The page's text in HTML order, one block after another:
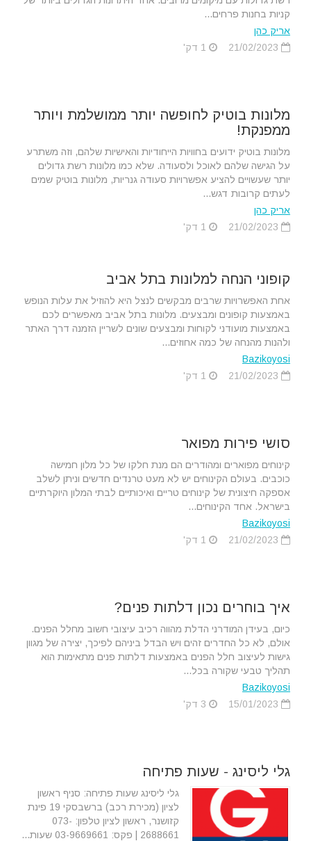
קניות בחנות פרחים...
אריק כהן
מלונות בוטיק לחופשה יותר ממושלמת ויותר
ממפנקת!
מלונות בוטיק ידועים בחוויות הייחודיות והאישיות שלהם, וזה משתרע
על הגישה שלהם לאוכל ולסעודה. שלא כמו מלונות רשת גדולים
יותר שעשויים להציע אפשרויות סעודה גנריות, מלונות בוטיק שמים
לעתים קרובות דגש...
אריק כהן
קופוני הנחה למלונות בתל אביב
אחת האפשרויות שרבים מבקשים לנצל היא להוזיל את עלות הנופש
באמצעות קופונים ומבצעים. מלונות בתל אביב מאפשרים לכם
באמצעות מועודני לקוחות ומבצעים שונים לשריין הזמנה דרך האתר
ולהנות מהנחה של כמה אחוזים...
Bazikoyosi
סושי פירות מפואר
קינוחים מפוארים ומהודרים הם מנת חלקו של כל מלון חמישה
כוכבים. בעולם הקינוחים יש לא מעט טרנדים חדשים וניתן לשלב
אספקה חיצונית של קינוחים טריים ואיכותיים לבתי המלון היוקרתיים
בישראל. אחד הקינוחים...
Bazikoyosi
איך בוחרים נכון דלתות פנים?
כיום, בעידן המודרני הדלת מהווה רכיב עיצובי חשוב מחלל הפנים.
אולם, לא כל החדרים זהים ויש הבדל ביניהם לפיכך, יצירה של מגוון
גישות לעיצוב חלל הפנים באמצעות דלתות פנים מתאימות הוא
תהליך טבעי שקורה בכל...
Bazikoyosi
גלי ליסינג - שעות פתיחה
גלי ליסינג שעות פתיחה: סניף ראשון
לציון (מכירת רכב) ברשבסקי 19 פינת
קזושנר, ראשון לציון טלפון: 073-
2688661 | פקס: 03-9669661 שעות...